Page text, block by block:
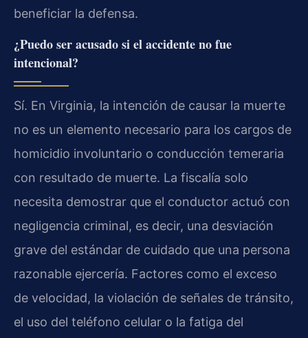
beneficiar la defensa.
¿Puedo ser acusado si el accidente no fue
intencional?
Sí. En Virginia, la intención de causar la muerte
no es un elemento necesario para los cargos de
homicidio involuntario o conducción temeraria
con resultado de muerte. La fiscalía solo
necesita demostrar que el conductor actuó con
negligencia criminal, es decir, una desviación
grave del estándar de cuidado que una persona
razonable ejercería. Factores como el exceso
de velocidad, la violación de señales de tránsito,
el uso del teléfono celular o la fatiga del